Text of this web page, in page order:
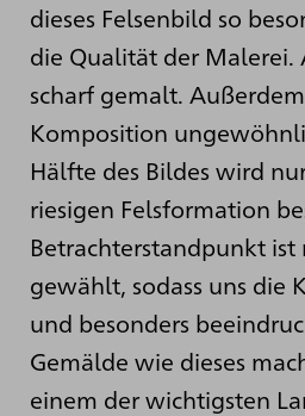
dieses Felsenbild so
die Qualität der Malerei.
scharf gemalt.
Komposition
Hälfte des Bildes wird
riesigen Felsformation
Betrachterstandpunkt ist
gewählt, sodass uns die
und besonders
Gemälde wie dieses
einem der wichtigsten